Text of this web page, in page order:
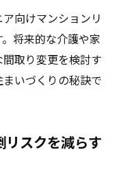
いを比較
費用の現実的な
とデメリット解
向けマンションリ
将来的な介護や家
取り変更を検討す
いづくりの秘訣で
スクを減らす